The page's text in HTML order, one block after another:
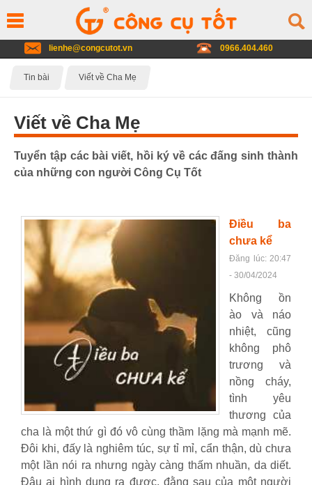
0966.404.460
lienhe@congcutot.vn
Tin bài Viết về Cha Mẹ
Viết về Cha Mẹ
Tuyển tập các bài viết, hồi ký về các đấng sinh thành
của những con người Công Cụ Tốt
Điều ba
chưa kể
Đăng lúc: 20:47
- 30/04/2024
Không ồn
ào và náo
nhiệt, cũng
không phô
trương và
nồng cháy,
tình yêu
thương của
cha là một thứ gì đó vô cùng thầm lặng mà mạnh mẽ.
Đôi khi, đấy là nghiêm túc, sự tỉ mỉ, cẩn thận, dù chưa
một lần nói ra nhưng ngày càng thấm nhuần, da diết.
Đâu ai hình dung ra được, đằng sau của một người